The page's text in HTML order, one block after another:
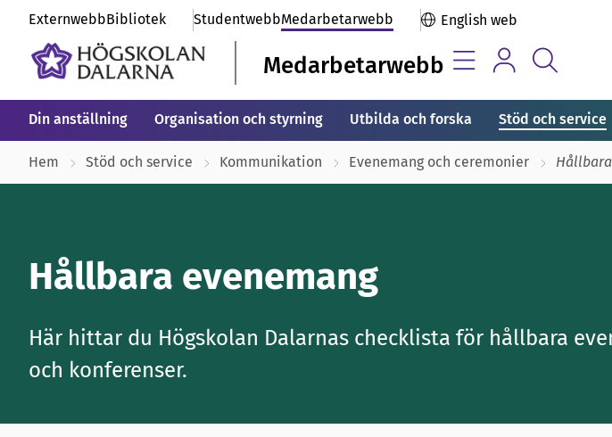
ExternwebbBibliotek StudentwebbMedarbetarwebb English web
Medarbetarwebb
Din anställning Organisation och styrning Utbilda och forska Stöd och service
Hem Stöd och service Kommunikation Evenemang och ceremonier
Hållbara evenemang
Här hittar du Högskolan Dalarnas checklista för hållbara
och konferenser.